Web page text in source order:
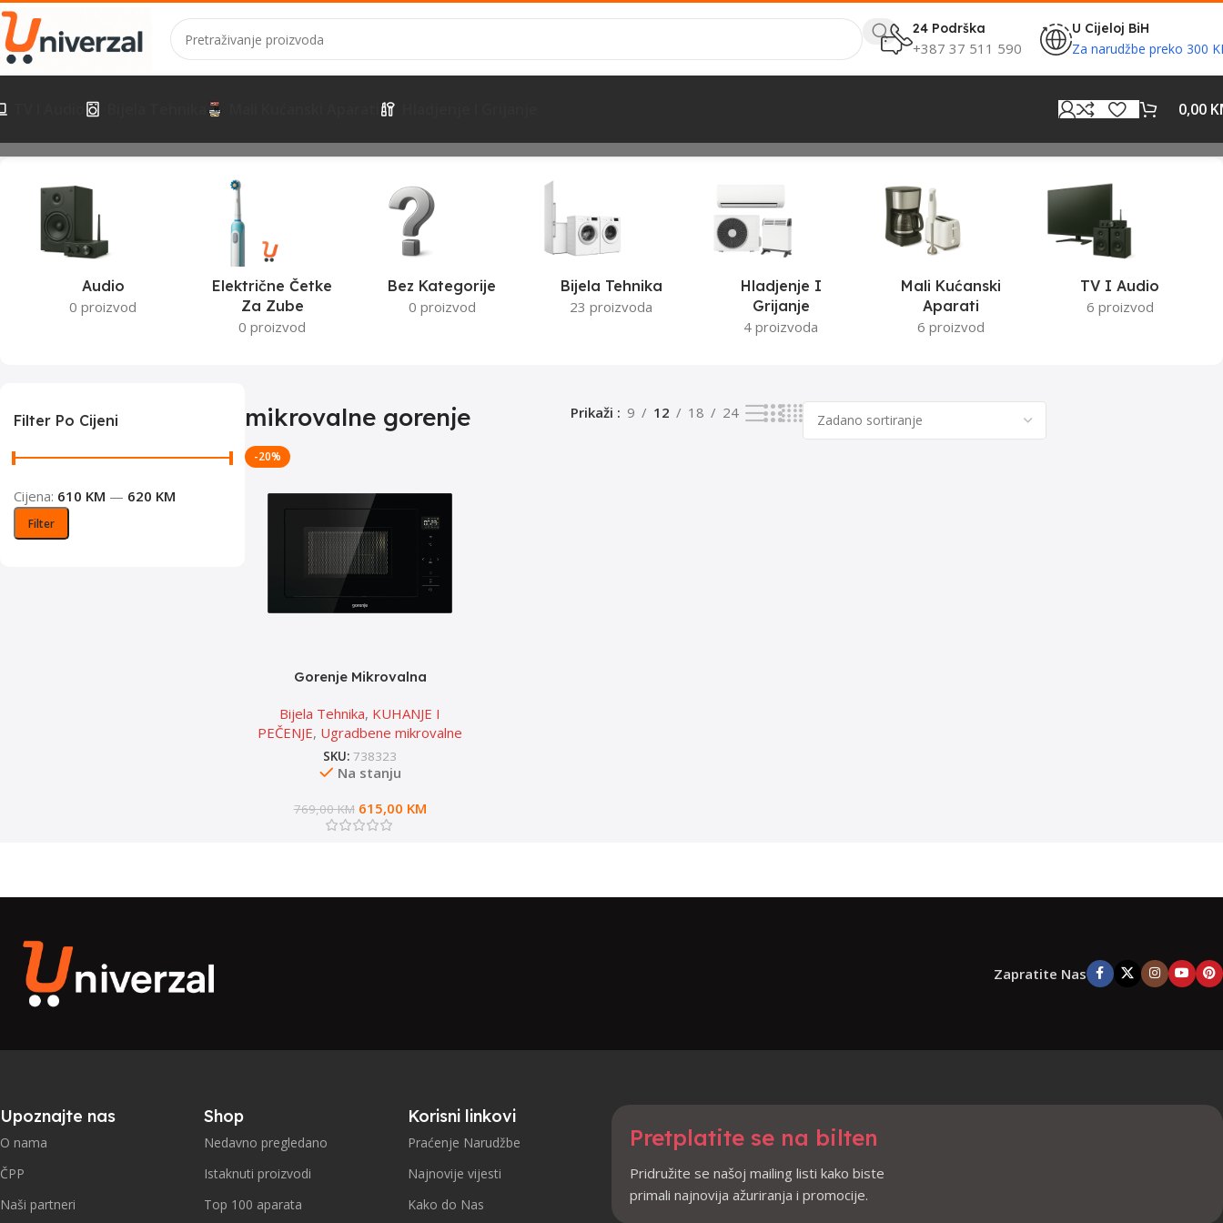
24 Podrška
+387 37 511 590
U Cijeloj BiH
Za narudžbe preko 300
0,00
Početna Proizvodi označeni “mikrovalne gorenje”Prikazuje se jedan rezultat
Audio
0 proizvod
Električne Četke
Za Zube
0 proizvod
Bez Kategorije
0 proizvod
Bijela Tehnika
23 proizvoda
Hladjenje I
Grijanje
4 proizvoda
Mali Kućanski
Aparati
6 proizvod
TV I Audio
6 proizvod
Filter Po Cijeni
Filter
Cijena: 610 KM — 620 KM
mikrovalne gorenje Prikaži 9 12 18 24
-20%
Gorenje Mikrovalna
Bijela Tehnika, KUHANJE I
PEČENJE, Ugradbene mikrovalne
SKU:738323
Na stanju
769,00KM 615,00 KM
Zapratite Nas
Upoznajte nas
O nama
ČPP
Naši partneri
Shop
Nedavno pregledano
Istaknuti proizvodi
Top 100 aparata
Korisni linkovi
Praćenje Narudžbe
Najnovije vijesti
Kako do Nas
Pretplatite se na bilten
Pridružite se našoj mailing listi kako biste
primali najnovija ažuriranja i promocije.